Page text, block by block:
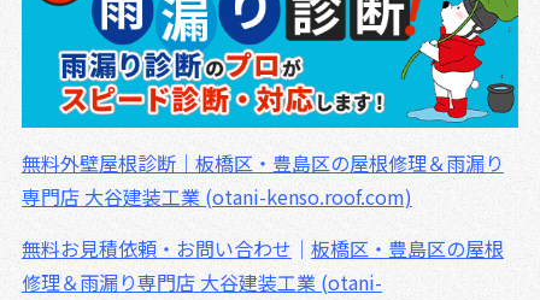
無料外壁屋根診断｜板橋区・豊島区の屋根修理＆雨漏り
専門店 大谷建装工業 (otani-kenso.roof.com)
無料お見積依頼・お問い合わせ ｜ 板橋区・豊島区の屋根
修理＆雨漏り専門店 大谷建装工業 (otani-